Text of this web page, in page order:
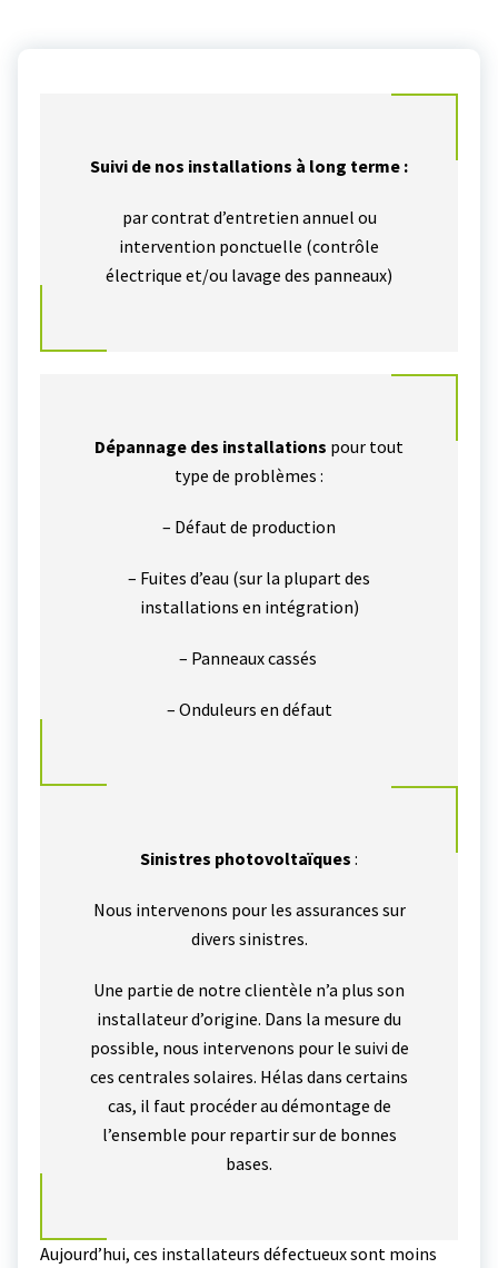
Suivi de nos installations à long terme :
par contrat d’entretien annuel ou
intervention ponctuelle (contrôle
électrique et/ou lavage des panneaux)
Dépannage des installations pour tout
type de problèmes :
– Défaut de production
– Fuites d’eau (sur la plupart des
installations en intégration)
– Panneaux cassés
– Onduleurs en défaut
Sinistres photovoltaïques :
Nous intervenons pour les assurances sur
divers sinistres.
Une partie de notre clientèle n’a plus son
installateur d’origine. Dans la mesure du
possible, nous intervenons pour le suivi de
ces centrales solaires. Hélas dans certains
cas, il faut procéder au démontage de
l’ensemble pour repartir sur de bonnes
bases.
Aujourd’hui, ces installateurs défectueux sont moins